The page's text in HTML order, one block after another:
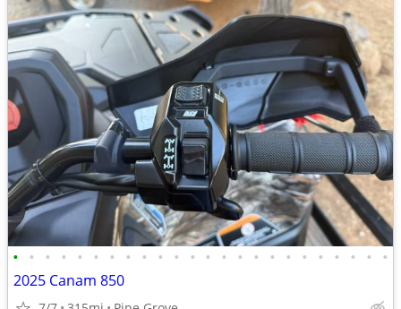
• • • • • • • • • • • • • • • • • • • • • • • •
2025 Canam 850